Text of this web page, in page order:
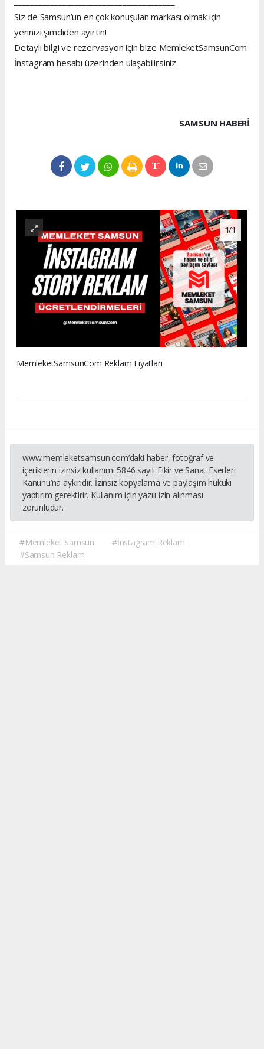
Siz de Samsun’un en çok konuşulan markası olmak için
yerinizi şimdiden ayırtın!
Detaylı bilgi ve rezervasyon için bize MemleketSamsunCom
İnstagram hesabı üzerinden ulaşabilirsiniz.
SAMSUN HABERİ
1/1
MemleketSamsunCom Reklam Fiyatları
www.memleketsamsun.com’daki haber, fotoğraf ve
içeriklerin izinsiz kullanımı 5846 sayılı Fikir ve Sanat Eserleri
Kanunu’na aykırıdır. İzinsiz kopyalama ve paylaşım hukuki
yaptırım gerektirir. Kullanım için yazılı izin alınması
zorunludur.
#Memleket Samsun
#İnstagram Reklam
#Samsun Reklam